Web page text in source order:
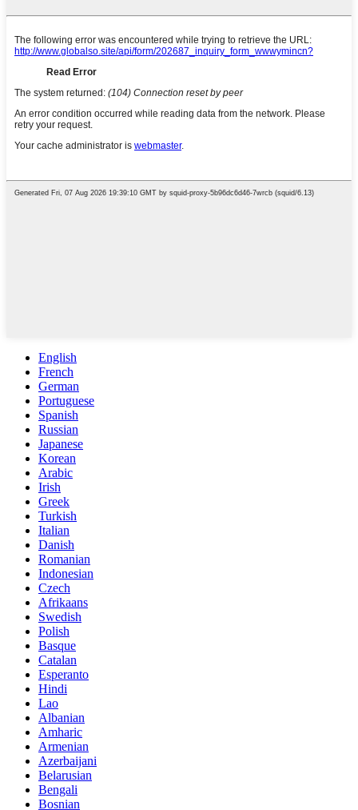
English
French
German
Portuguese
Spanish
Russian
Japanese
Korean
Arabic
Irish
Greek
Turkish
Italian
Danish
Romanian
Indonesian
Czech
Afrikaans
Swedish
Polish
Basque
Catalan
Esperanto
Hindi
Lao
Albanian
Amharic
Armenian
Azerbaijani
Belarusian
Bengali
Bosnian